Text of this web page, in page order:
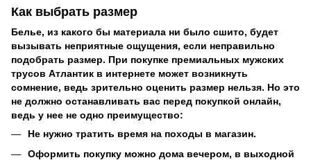
Как выбрать размер
Белье, из какого бы материала ни было сшито, будет
вызывать неприятные ощущения, если неправильно
подобрать размер. При покупке премиальных мужских
трусов Атлантик в интернете может возникнуть
сомнение, ведь зрительно оценить размер нельзя. Но это
не должно останавливать вас перед покупкой онлайн,
ведь у нее не одно преимущество:
Не нужно тратить время на походы в магазин.
Оформить покупку можно дома вечером, в выходной